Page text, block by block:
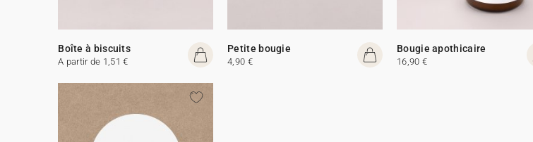
Boîte à biscuits
A partir de 1,51 €
Petite bougie
4,90 €
Bougie apothicaire
16,90 €